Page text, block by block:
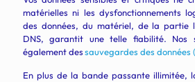
matérielles ni les dysfonctionnements
des données, du matériel, de la partie
DNS, garantit une telle fiabilité. Nos
également dessauvegardes des données
En plus de la bande passante illimitée,